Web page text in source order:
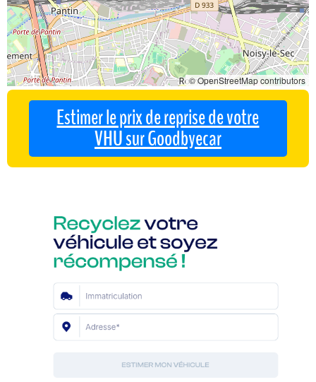
© OpenStreetMap contributors
Estimer le prix de reprise de votre
VHU sur Goodbyecar